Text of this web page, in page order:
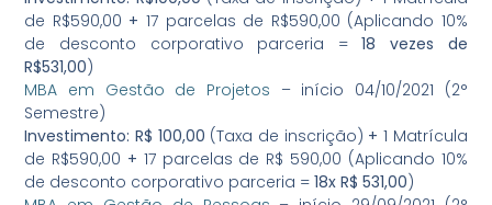
de R$590,00 + 17 parcelas de R$590,00 (Aplicando 10%
de desconto corporativo parceria =18 vezes de
R$531,00)
MBA em Gestão de Projetos – início 04/10/2021 (2°
Semestre)
Investimento: R$ 100,00 (Taxa de inscrição) + 1 Matrícula
de R$590,00 + 17 parcelas de R$ 590,00 (Aplicando 10%
de desconto corporativo parceria =18x R$ 531,00)